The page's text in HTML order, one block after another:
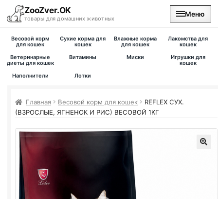
ZooZver.OK
товары для домашних животных
Меню
На главную
Весовой корм
для кошек
Сухие корма для
кошек
Влажные корма
для кошек
Лакомства для
кошек
Ветеринарные
диеты для кошек
Витамины Миски
Игрушки для
кошек
Наполнители
Лотки
Главная Весовой корм для кошек
REFLEX СУХ.
(ВЗРОСЛЫЕ, ЯГНЕНОК И РИС) ВЕСОВОЙ 1КГ